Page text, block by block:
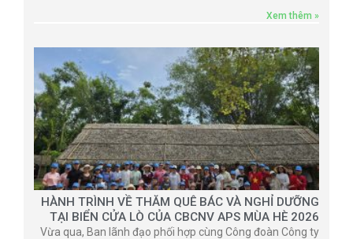
Xem thêm »
HÀNH TRÌNH VỀ THĂM QUÊ BÁC VÀ NGHỈ DƯỠNG
TẠI BIỂN CỬA LÒ CỦA CBCNV APS MÙA HÈ 2026
Vừa qua, Ban lãnh đạo phối hợp cùng Công đoàn Công ty